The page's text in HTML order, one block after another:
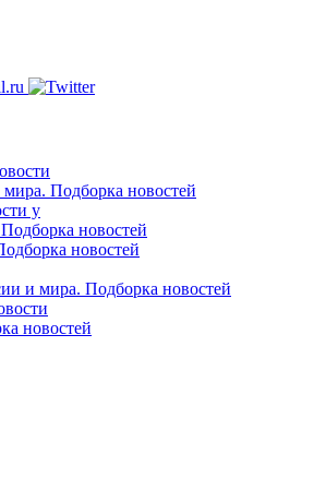
Подборка новостей
у
новостей
новостей
и мира. Подборка новостей
новостей